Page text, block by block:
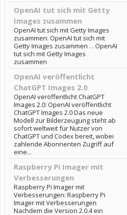
OpenAI tut sich mit Getty
Images zusammen
OpenAI tut sich mit Getty Images
zusammen: OpenAI tut sich mit
Getty Images zusammen . . OpenAI
tut sich mit Getty Images
zusammen
OpenAI veröffentlicht
ChatGPT Images 2.0
OpenAI veröffentlicht ChatGPT
Images 2.0: OpenAI veröffentlicht
ChatGPT Images 2.0 Das neue
Modell zur Bilderzeugung steht ab
sofort weltweit für Nutzer von
ChatGPT und Codex bereit, wobei
zahlende Abonnenten Zugriff auf
eine...
Raspberry Pi Imager mit
Verbesserungen
Raspberry Pi Imager mit
Verbesserungen: Raspberry Pi
Imager mit Verbesserungen
Nachdem die Version 2.0.4 ein